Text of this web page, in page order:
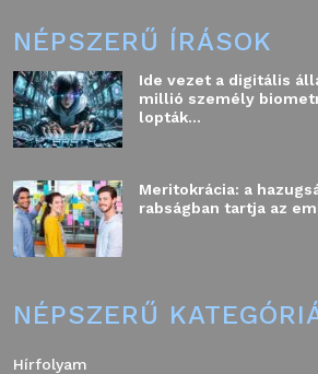
NÉPSZERŰ ÍRÁSOK
Ide vezet a digitális
millió személy
lopták...
Meritokrácia: a
rabságban tartja az
NÉPSZERŰ
Hírfolyam